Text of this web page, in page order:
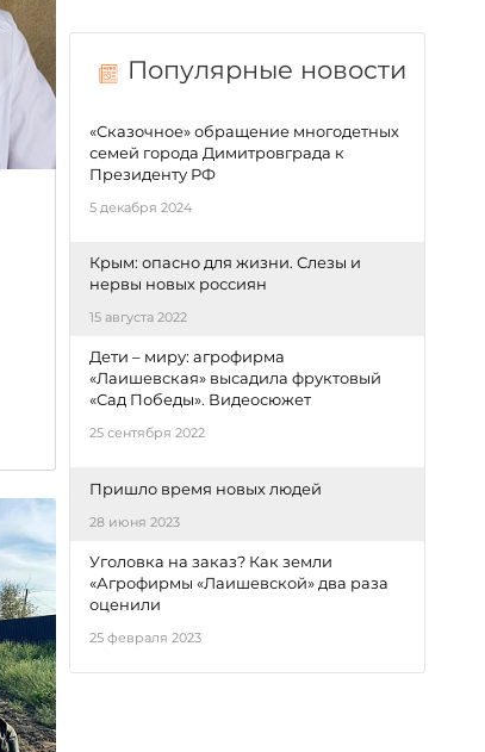
Популярные новости
«Сказочное» обращение многодетных
семей города Димитровграда к
Президенту РФ
5 декабря 2024
Крым: опасно для жизни. Слезы и
нервы новых россиян
15 августа 2022
Дети – миру: агрофирма
«Лаишевская» высадила фруктовый
«Сад Победы». Видеосюжет
25 сентября 2022
Пришло время новых людей
28 июня 2023
Уголовка на заказ? Как земли
«Агрофирмы «Лаишевской» два раза
оценили
25 февраля 2023